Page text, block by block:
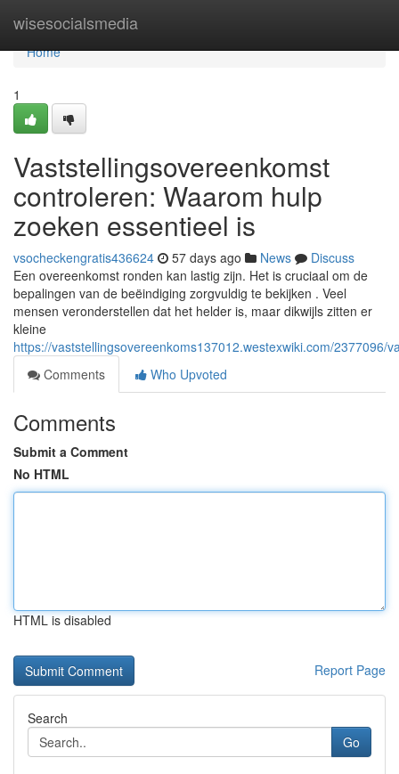
wisesocialsmedia
Home
Home
1
Vaststellingsovereenkomst
controleren: Waarom hulp
zoeken essentieel is
vsocheckengratis436624 57 days ago News
Discuss
Een overeenkomst ronden kan lastig zijn. Het is cruciaal om de
bepalingen van de beëindiging zorgvuldig te bekijken . Veel
mensen veronderstellen dat het helder is, maar dikwijls zitten er
kleine
https://vaststellingsovereenkoms137012.westexwiki.com/
Comments
Who Upvoted
Comments
Submit a Comment
No HTML
HTML is disabled
Report Page
Search
Go